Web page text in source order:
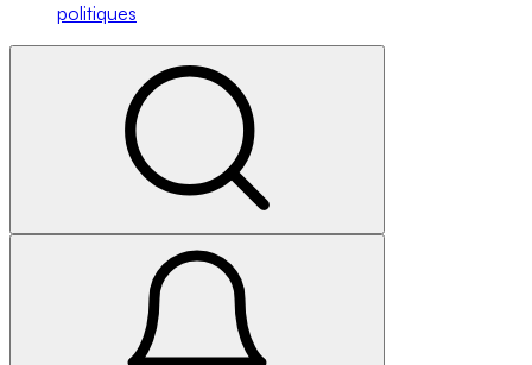
politiques